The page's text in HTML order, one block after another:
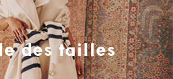
des tailles